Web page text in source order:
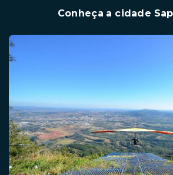
Conheça a cidade